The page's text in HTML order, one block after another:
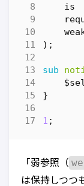
is
);
sub
}
1 ;
「弱参照（
は保持しつつ